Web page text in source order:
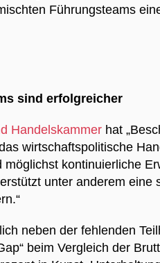
Führungsteams
sind erfolgreicher
Handelskammer hat
wirtschaftspolitische
möglichst kontinuierliche
unter anderem
neben der fehlenden
beim Vergleich der